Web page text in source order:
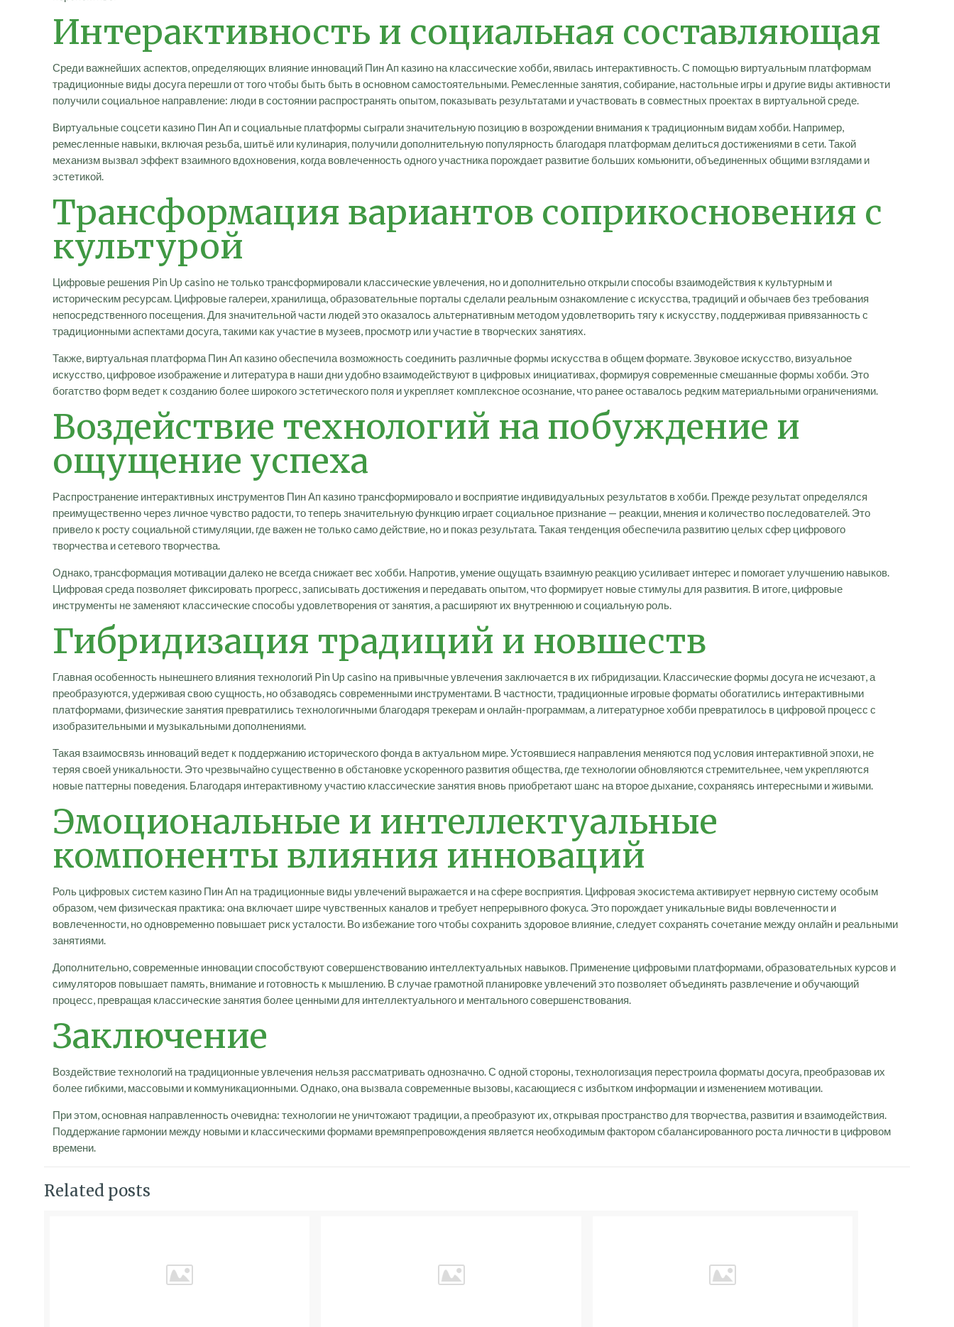
Интерактивность и социальная составляющая
Среди важнейших аспектов, определяющих влияние инноваций Пин Ап казино на классические хобби, явилась интерактивность. С помощью виртуальным платформам
традиционные виды досуга перешли от того чтобы быть быть в основном самостоятельными. Ремесленные занятия, собирание, настольные игры и другие виды активности
получили социальное направление: люди в состоянии распространять опытом, показывать результатами и участвовать в совместных проектах в виртуальной среде.
Виртуальные соцсети казино Пин Ап и социальные платформы сыграли значительную позицию в возрождении внимания к традиционным видам хобби. Например,
ремесленные навыки, включая резьба, шитьё или кулинария, получили дополнительную популярность благодаря платформам делиться достижениями в сети. Такой
механизм вызвал эффект взаимного вдохновения, когда вовлеченность одного участника порождает развитие больших комьюнити, объединенных общими взглядами и
эстетикой.
Трансформация вариантов соприкосновения с
культурой
Цифровые решения Pin Up casino не только трансформировали классические увлечения, но и дополнительно открыли способы взаимодействия к культурным и
историческим ресурсам. Цифровые галереи, хранилища, образовательные порталы сделали реальным ознакомление с искусства, традиций и обычаев без требования
непосредственного посещения. Для значительной части людей это оказалось альтернативным методом удовлетворить тягу к искусству, поддерживая привязанность с
традиционными аспектами досуга, такими как участие в музеев, просмотр или участие в творческих занятиях.
Также, виртуальная платформа Пин Ап казино обеспечила возможность соединить различные формы искусства в общем формате. Звуковое искусство, визуальное
искусство, цифровое изображение и литература в наши дни удобно взаимодействуют в цифровых инициативах, формируя современные смешанные формы хобби. Это
богатство форм ведет к созданию более широкого эстетического поля и укрепляет комплексное осознание, что ранее оставалось редким материальными ограничениями.
Воздействие технологий на побуждение и
ощущение успеха
Распространение интерактивных инструментов Пин Ап казино трансформировало и восприятие индивидуальных результатов в хобби. Прежде результат определялся
преимущественно через личное чувство радости, то теперь значительную функцию играет социальное признание — реакции, мнения и количество последователей. Это
привело к росту социальной стимуляции, где важен не только само действие, но и показ результата. Такая тенденция обеспечила развитию целых сфер цифрового
творчества и сетевого творчества.
Однако, трансформация мотивации далеко не всегда снижает вес хобби. Напротив, умение ощущать взаимную реакцию усиливает интерес и помогает улучшению навыков.
Цифровая среда позволяет фиксировать прогресс, записывать достижения и передавать опытом, что формирует новые стимулы для развития. В итоге, цифровые
инструменты не заменяют классические способы удовлетворения от занятия, а расширяют их внутреннюю и социальную роль.
Гибридизация традиций и новшеств
Главная особенность нынешнего влияния технологий Pin Up casino на привычные увлечения заключается в их гибридизации. Классические формы досуга не исчезают, а
преобразуются, удерживая свою сущность, но обзаводясь современными инструментами. В частности, традиционные игровые форматы обогатились интерактивными
платформами, физические занятия превратились технологичными благодаря трекерам и онлайн-программам, а литературное хобби превратилось в цифровой процесс с
изобразительными и музыкальными дополнениями.
Такая взаимосвязь инноваций ведет к поддержанию исторического фонда в актуальном мире. Устоявшиеся направления меняются под условия интерактивной эпохи, не
теряя своей уникальности. Это чрезвычайно существенно в обстановке ускоренного развития общества, где технологии обновляются стремительнее, чем укрепляются
новые паттерны поведения. Благодаря интерактивному участию классические занятия вновь приобретают шанс на второе дыхание, сохраняясь интересными и живыми.
Эмоциональные и интеллектуальные
компоненты влияния инноваций
Роль цифровых систем казино Пин Ап на традиционные виды увлечений выражается и на сфере восприятия. Цифровая экосистема активирует нервную систему особым
образом, чем физическая практика: она включает шире чувственных каналов и требует непрерывного фокуса. Это порождает уникальные виды вовлеченности и
вовлеченности, но одновременно повышает риск усталости. Во избежание того чтобы сохранить здоровое влияние, следует сохранять сочетание между онлайн и реальными
занятиями.
Дополнительно, современные инновации способствуют совершенствованию интеллектуальных навыков. Применение цифровыми платформами, образовательных курсов и
симуляторов повышает память, внимание и готовность к мышлению. В случае грамотной планировке увлечений это позволяет объединять развлечение и обучающий
процесс, превращая классические занятия более ценными для интеллектуального и ментального совершенствования.
Заключение
Воздействие технологий на традиционные увлечения нельзя рассматривать однозначно. С одной стороны, технологизация перестроила форматы досуга, преобразовав их
более гибкими, массовыми и коммуникационными. Однако, она вызвала современные вызовы, касающиеся с избытком информации и изменением мотивации.
При этом, основная направленность очевидна: технологии не уничтожают традиции, а преобразуют их, открывая пространство для творчества, развития и взаимодействия.
Поддержание гармонии между новыми и классическими формами времяпрепровождения является необходимым фактором сбалансированного роста личности в цифровом
времени.
Related posts